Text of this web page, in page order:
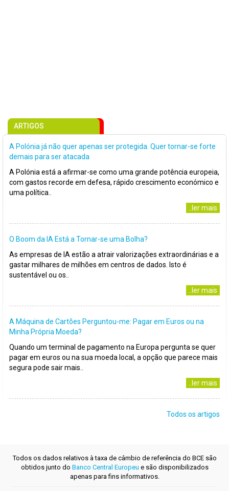
ARTIGOS
A Polónia já não quer apenas ser protegida. Quer tornar-se forte
demais para ser atacada
A Polónia está a afirmar-se como uma grande potência europeia,
com gastos recorde em defesa, rápido crescimento económico e
uma política..
..ler mais
O Boom da IA Está a Tornar-se uma Bolha?
As empresas de IA estão a atrair valorizações extraordinárias e a
gastar milhares de milhões em centros de dados. Isto é
sustentável ou os..
..ler mais
A Máquina de Cartões Perguntou-me: Pagar em Euros ou na
Minha Própria Moeda?
Quando um terminal de pagamento na Europa pergunta se quer
pagar em euros ou na sua moeda local, a opção que parece mais
segura pode sair mais..
..ler mais
Todos os artigos
Todos os dados relativos à taxa de câmbio de referência do BCE são
obtidos junto do Banco Central Europeu e são disponibilizados
apenas para fins informativos.